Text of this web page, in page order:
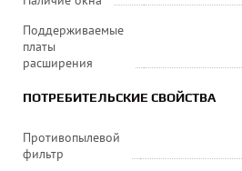
Поддерживаемые
платы
расширения
ПОТРЕБИТЕЛЬСКИЕ СВОЙСТВА
Противопылевой
фильтр